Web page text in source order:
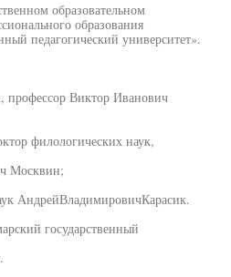
образовательном
образования
педагогический университет».
профессор Виктор Иванович
филологических наук,
Москвин;
АндрейВладимировичКарасик.
государственный